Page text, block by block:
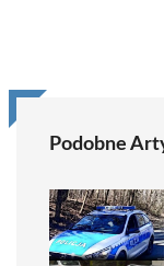
Podobne